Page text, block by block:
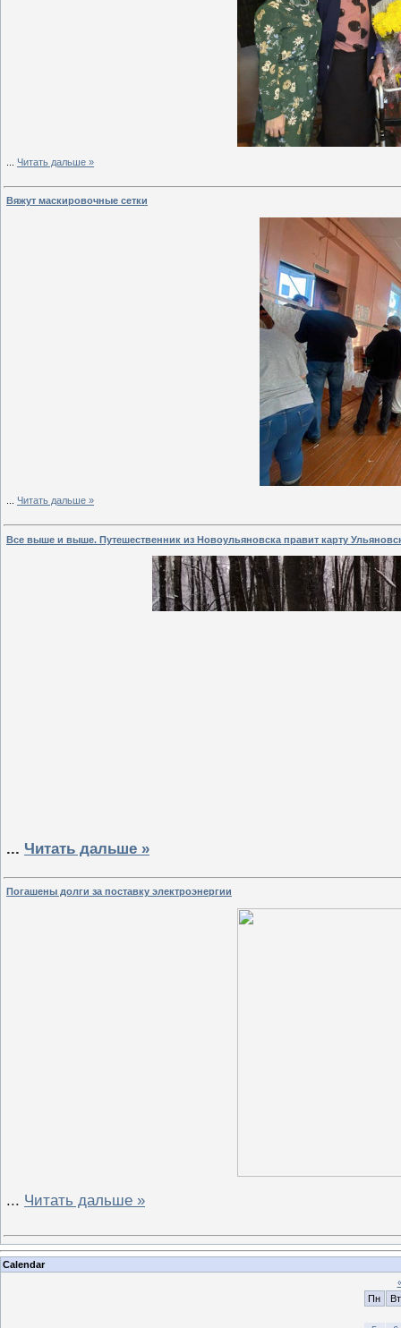
Читать дальше »
Вяжут маскировочные сетки
Читать дальше »
Все выше и выше. Путешественник из Новоульяновска правит карту
... Читать дальше »
Погашены долги за поставку электроэнергии
... Читать дальше »
Calendar
Пн
Вт